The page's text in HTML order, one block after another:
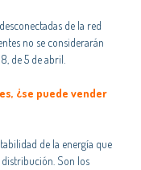
de la red
no se considerarán
de 5 de abril.
¿se puede vender
de la energía que
distribución. Son los